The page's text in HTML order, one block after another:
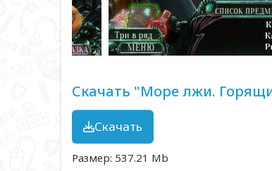
Скачать "Море лжи.
Скачать
Размер: 537.21 Mb